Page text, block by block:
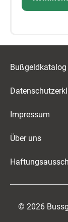
Bußgeldkatalog
Impressum
Über uns
© 2026